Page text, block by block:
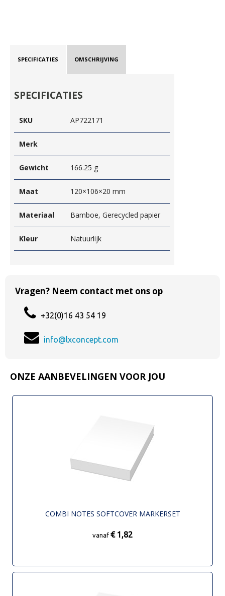
SPECIFICATIES OMSCHRIJVING
SPECIFICATIES
SKU AP722171
Merk
Gewicht 166.25 g
Maat 120×106×20 mm
Materiaal Bamboe, Gerecycled papier
Kleur Natuurlijk
Vragen? Neem contact met ons op
+32(0)16 43 54 19
info@lxconcept.com
ONZE AANBEVELINGEN VOOR JOU
COMBI NOTES SOFTCOVER MARKERSET
vanaf € 1,82